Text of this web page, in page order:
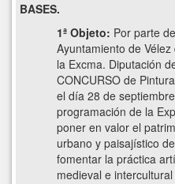
BASES.
1ª Objeto: Por parte
Ayuntamiento de
la Excma. Diputación
CONCURSO de
el día 28 de
programación de la
poner en valor el
urbano y paisajístico
fomentar la práctica
medieval e